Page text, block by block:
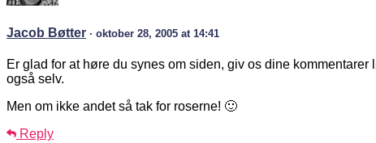
Jacob Bøtter · oktober 28, 2005 at 14:41
Er glad for at høre du synes om siden, giv os dine
også selv.
Men om ikke andet så tak for roserne! 🙂
Reply